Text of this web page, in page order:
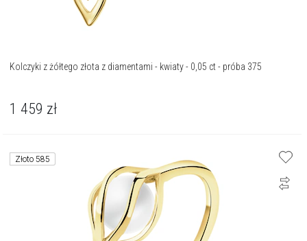
Kolczyki z żółtego złota z diamentami - kwiaty - 0,05 ct - próba 375
1 459 zł
Złoto 585